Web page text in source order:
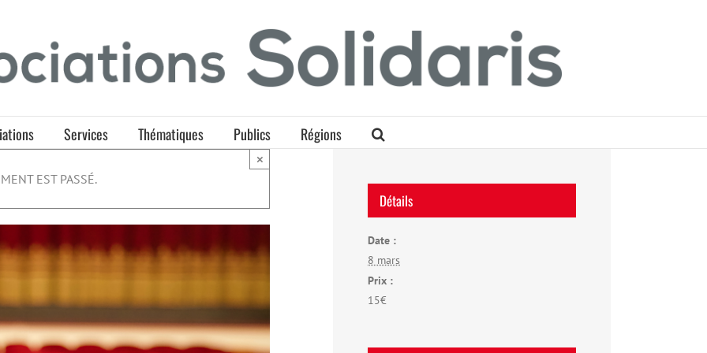
Services Thématiques Publics Régions
EST PASSÉ.
×
Détails
Date :
8 mars
Prix :
15€